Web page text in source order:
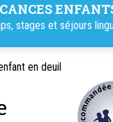
stages et séjours
en deuil